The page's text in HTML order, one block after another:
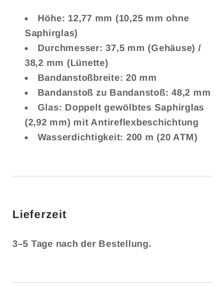
Höhe: 12,77 mm (10,25 mm ohne
Saphirglas)
Durchmesser: 37,5 mm (Gehäuse) /
38,2 mm (Lünette)
Bandanstoßbreite: 20 mm
Bandanstoß zu Bandanstoß: 48,2 mm
Glas: Doppelt gewölbtes Saphirglas
(2,92 mm) mit Antireflexbeschichtung
Wasserdichtigkeit: 200 m (20 ATM)
Lieferzeit
3–5 Tage nach der Bestellung.